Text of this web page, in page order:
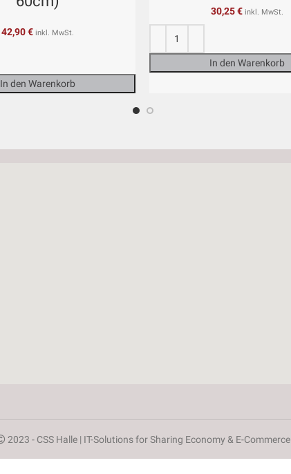
42,90€ inkl. MwSt.
In den Warenkorb
30,25€ inkl. MwSt.
In den Warenkorb
2023 - CSS Halle | IT-Solutions for Sharing Economy & E-Commerce